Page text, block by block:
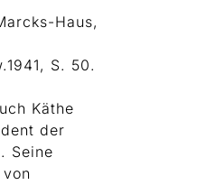
Haus,
S. 50.
Käthe
der
Seine